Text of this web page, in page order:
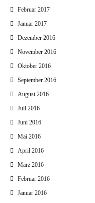
Februar 2017
Januar 2017
Dezember 2016
November 2016
Oktober 2016
September 2016
August 2016
Juli 2016
Juni 2016
Mai 2016
April 2016
März 2016
Februar 2016
Januar 2016